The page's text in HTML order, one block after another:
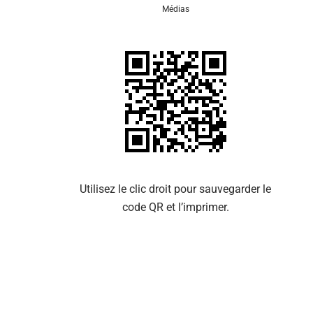
Médias
Utilisez le clic droit pour sauvegarder le
code QR et l’imprimer.